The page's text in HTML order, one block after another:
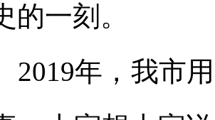
的一刻。
年，我市用